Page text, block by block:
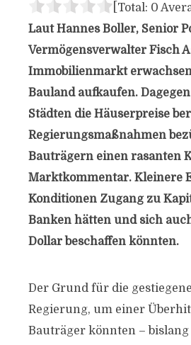
[Total: 0
Laut Hannes Boller, Senior
Vermögensverwalter Fisch
Immobilienmarkt
Bauland aufkaufen.
Städten die Häuserpreise
Regierungsmaßnahmen
Bauträgern einen rasanten
Marktkommentar. Kleinere
Konditionen Zugang zu
Banken hätten und sich
Dollar beschaffen könnten.
Der Grund für die
Regierung, um einer
Bauträger könnten –